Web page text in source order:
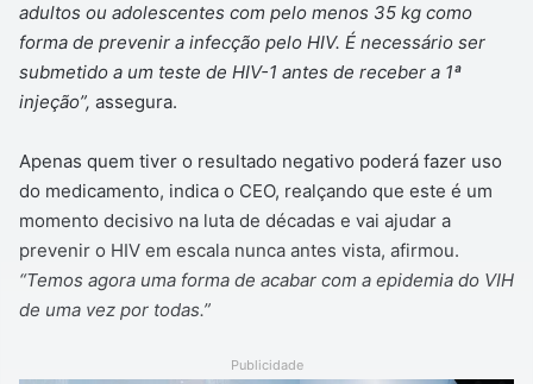
adultos ou adolescentes com pelo menos 35 kg como
forma de prevenir a infecção pelo HIV. É necessário ser
submetido a um teste de HIV-1 antes de receber a 1ª
injeção”, assegura.
Apenas quem tiver o resultado negativo poderá fazer uso
do medicamento, indica o CEO, realçando que este é um
momento decisivo na luta de décadas e vai ajudar a
prevenir o HIV em escala nunca antes vista, afirmou.
“Temos agora uma forma de acabar com a epidemia do VIH
de uma vez por todas.”
Publicidade